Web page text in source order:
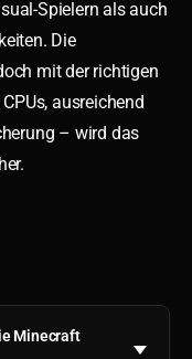
Spielern als auch
Die
mit der richtigen
ausreichend
– wird das
Minecraft